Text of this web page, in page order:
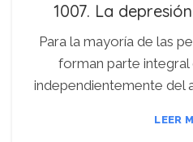
1007. La
Para la mayoría de las
forman parte integral
independientemente del
LEER